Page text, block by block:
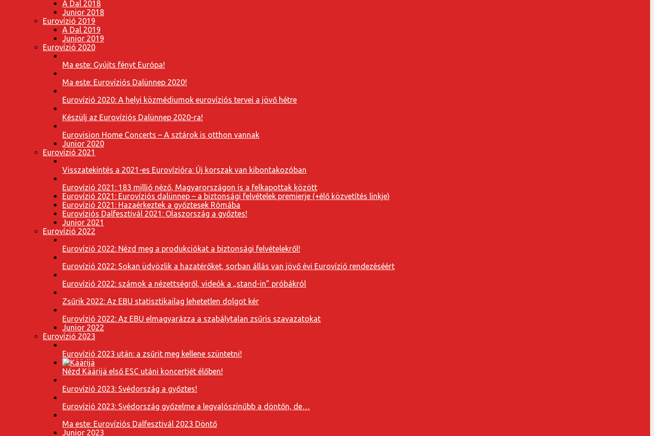
A Dal 2018
Junior 2018
Eurovízió 2019
A Dal 2019
Junior 2019
Eurovízió 2020
Ma este: Gyújts fényt Európa!
Ma este: Eurovíziós Dalünnep 2020!
Eurovízió 2020: A helyi közmédiumok eurovíziós tervei a jövő hétre
Készülj az Eurovíziós Dalünnep 2020-ra!
Eurovision Home Concerts – A sztárok is otthon vannak
Junior 2020
Eurovízió 2021
Visszatekintés a 2021-es Eurovízióra: Új korszak van kibontakozóban
Eurovízió 2021: 183 millió néző, Magyarországon is a felkapottak között
Eurovízió 2021: Eurovíziós dalünnep – a biztonsági felvételek premierje (+élő közvetítés linkje)
Eurovízió 2021: Hazaérkeztek a győztesek Rómába
Eurovíziós Dalfesztivál 2021: Olaszország a győztes!
Junior 2021
Eurovízió 2022
Eurovízió 2022: Nézd meg a produkciókat a biztonsági felvételekről!
Eurovízió 2022: Sokan üdvözlik a hazatérőket, sorban állás van jövő évi Eurovízió rendezéséért
Eurovízió 2022: számok a nézettségről, videók a „stand-in” próbákról
Zsűrik 2022: Az EBU statisztikailag lehetetlen dolgot kér
Eurovízió 2022: Az EBU elmagyarázza a szabálytalan zsűris szavazatokat
Junior 2022
Eurovízió 2023
Eurovízió 2023 után: a zsűrit meg kellene szüntetni!
Nézd Käärijä első ESC utáni koncertjét élőben!
Eurovízió 2023: Svédország a győztes!
Eurovízió 2023: Svédország győzelme a legvalószínűbb a döntőn, de…
Ma este: Eurovíziós Dalfesztivál 2023 Döntő
Junior 2023